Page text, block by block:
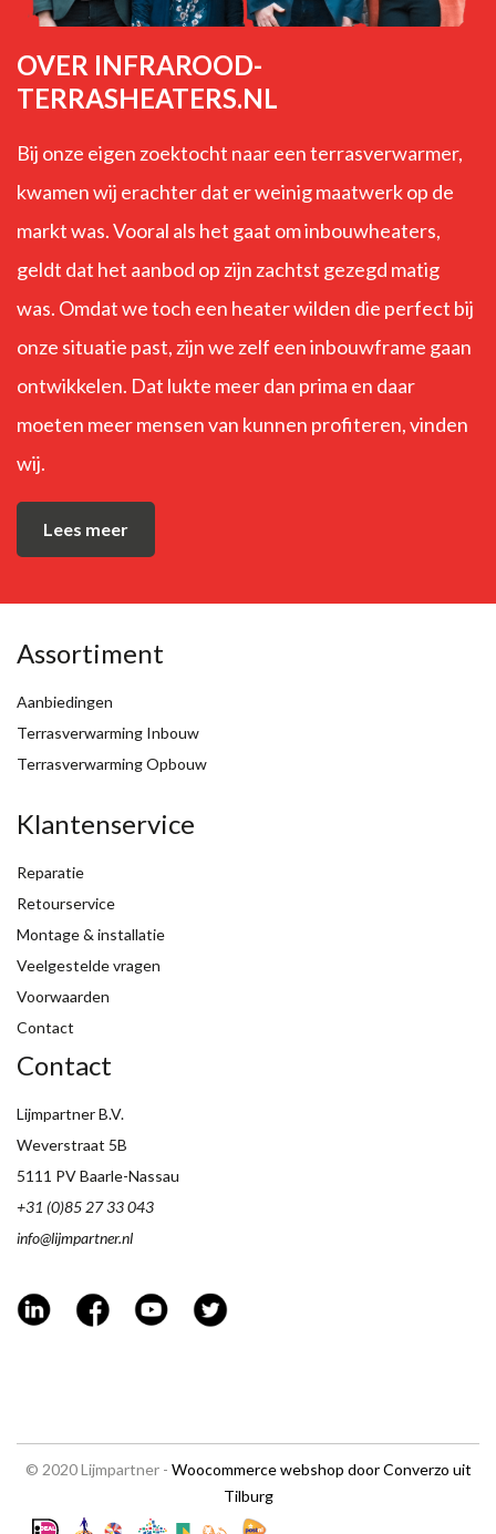
OVER INFRAROOD-
TERRASHEATERS.NL
Bij onze eigen zoektocht naar een terrasverwarmer,
kwamen wij erachter dat er weinig maatwerk op de
markt was. Vooral als het gaat om inbouwheaters,
geldt dat het aanbod op zijn zachtst gezegd matig
was. Omdat we toch een heater wilden die perfect bij
onze situatie past, zijn we zelf een inbouwframe gaan
ontwikkelen. Dat lukte meer dan prima en daar
moeten meer mensen van kunnen profiteren, vinden
wij.
Lees meer
Assortiment
Aanbiedingen
Terrasverwarming Inbouw
Terrasverwarming Opbouw
Klantenservice
Reparatie
Retourservice
Montage & installatie
Veelgestelde vragen
Voorwaarden
Contact
Contact
Lijmpartner B.V.
Weverstraat 5B
5111 PV Baarle-Nassau
+31 (0)85 27 33 043
info@lijmpartner.nl
© 2020 Lijmpartner - Woocommerce webshop door Converzo uit
Tilburg